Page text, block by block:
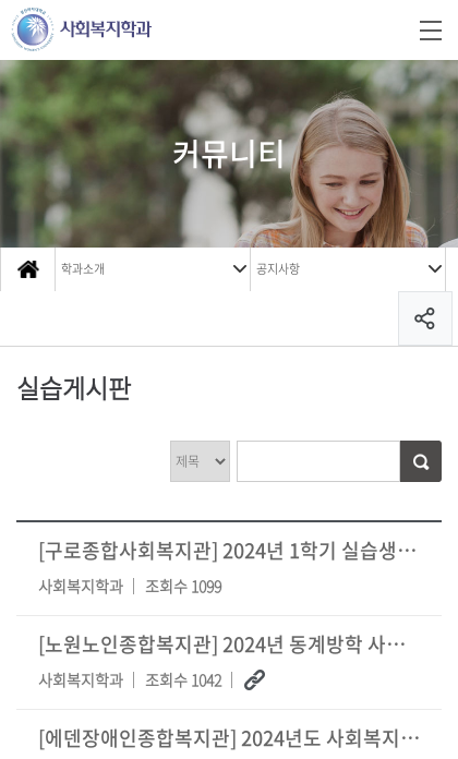
커뮤니티
학과소개 공지사항
실습게시판
[구로종합사회복지관] 2024년 1학기 실습생 모집 안내
사회복지학과 조회수 1099
[노원노인종합복지관] 2024년 동계방학 사회복지실습생 모집
사회복지학과 조회수 1042
[에덴장애인종합복지관] 2024년도 사회복지현장실습생 모집